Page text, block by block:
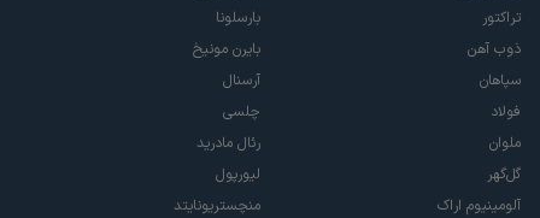
تراکتور
ذوب آهن
سپاهان
فولاد
ملوان
گل‌گهر
آلومینیوم اراک
بارسلونا
بایرن مونیخ
آرسنال
چلسی
رئال مادرید
لیورپول
منچستریونایتد